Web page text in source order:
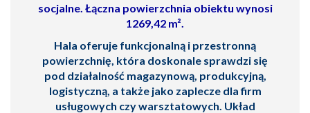
socjalne. Łączna powierzchnia obiektu wynosi
1269,42 m².
Hala oferuje funkcjonalną i przestronną
powierzchnię, która doskonale sprawdzi się
pod działalność magazynową, produkcyjną,
logistyczną, a także jako zaplecze dla firm
usługowych czy warsztatowych. Układ